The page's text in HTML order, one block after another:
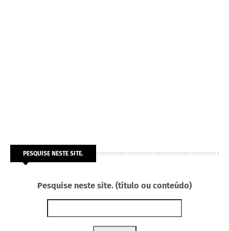
PESQUISE NESTE SITE.
Pesquise neste site. (título ou conteúdo)